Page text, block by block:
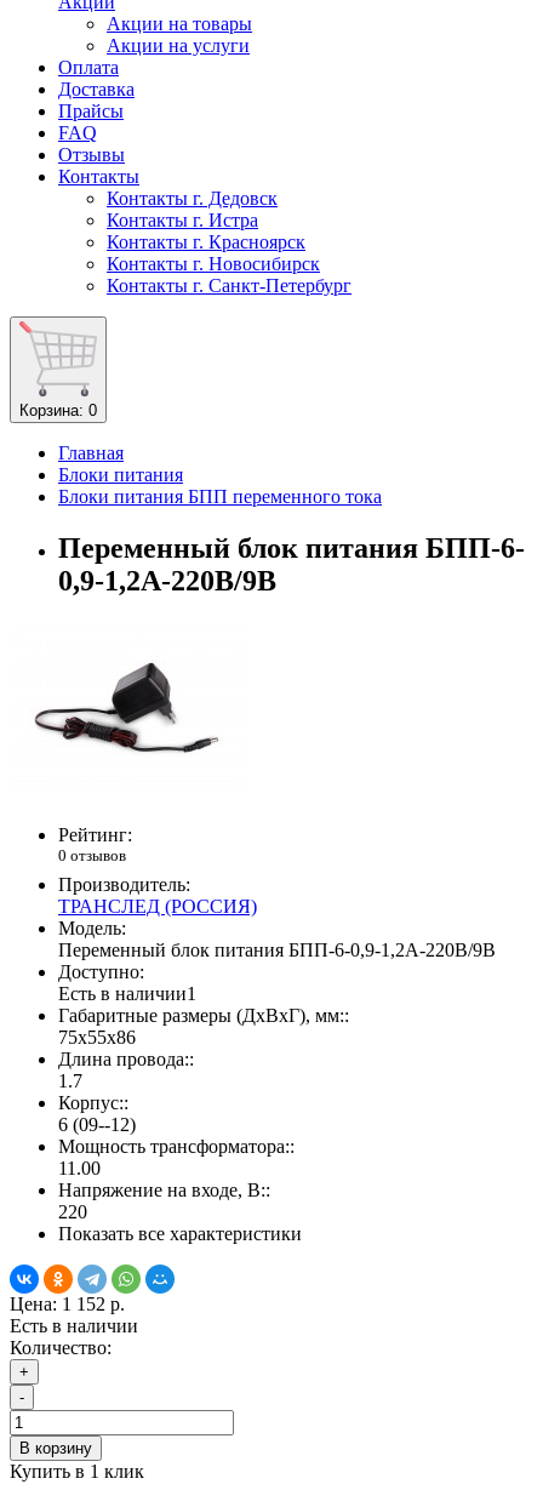
Акции на товары
Акции на услуги
Оплата
Доставка
Прайсы
FAQ
Отзывы
Контакты
Контакты г. Дедовск
Контакты г. Истра
Контакты г. Красноярск
Контакты г. Новосибирск
Контакты г. Санкт-Петербург
Корзина: 0
Главная
Блоки питания
Блоки питания БПП переменного тока
Переменный блок питания БПП-6-
0,9-1,2А-220В/9В
Рейтинг:
0 отзывов
Производитель:
ТРАНСЛЕД (РОССИЯ)
Модель:
Переменный блок питания БПП-6-0,9-1,2А-220В/9В
Доступно:
Есть в наличии1
Габаритные размеры (ДхВхГ), мм::
75х55х86
Длина провода::
1.7
Корпус::
6 (09--12)
Мощность трансформатора::
11.00
Напряжение на входе, В::
220
Показать все характеристики
Цена: 1 152 р.
Есть в наличии
Количество:
+
-
В корзину
Купить в 1 клик